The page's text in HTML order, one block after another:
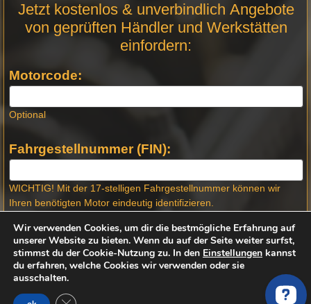
Anfrage
Stellen -
Jetzt kostenlos & unverbindlich Angebote
von geprüften Händler und Werkstätten
einfordern:
Motorcode:
Optional
Fahrgestellnummer (FIN):
WICHTIG! Mit der 17-stelligen Fahrgestellnummer können wir
Ihren benötigten Motor eindeutig identifizieren.
Marke
Wir verwenden Cookies, um dir die bestmögliche Erfahrung auf
unserer Website zu bieten. Wenn du auf der Seite weiter surfst,
stimmst du der Cookie-Nutzung zu. In den Einstellungen kannst
du erfahren, welche Cookies wir verwenden oder sie
ausschalten.
GDPR Cookie-Banner schließen